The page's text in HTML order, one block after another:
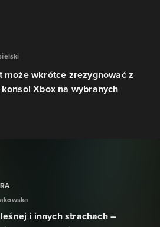
może wkrótce zrezygnować z
Xbox na wybranych
i innych strachach –